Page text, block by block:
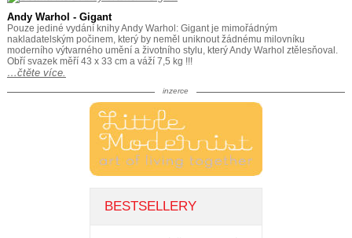
Andy Warhol - Gigant
Pouze jediné vydání knihy Andy Warhol: Gigant je mimořádným
nakladatelským počinem, který by neměl uniknout žádnému milovníku
moderního výtvarného umění a životního stylu, který Andy Warhol ztělesňoval.
Obří svazek měří 43 x 33 cm a váží 7,5 kg !!!
…čtěte více.
inzerce